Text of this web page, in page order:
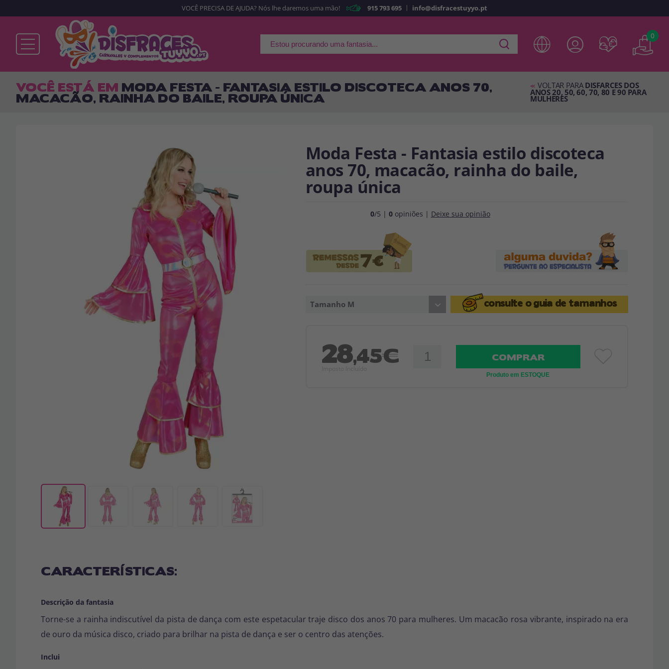
Já sou cliente Sou novo
suas operações anteriores.
VOCÊ PRECISA DE AJUDA? Nós lhe daremos uma mão! 915 793 695 | info@disfracestuyyo.pt
0
VOCÊ ESTÁ EM MODA FESTA - FANTASIA ESTILO DISCOTECA ANOS 70,
MACACÃO, RAINHA DO BAILE, ROUPA ÚNICA
<< VOLTAR PARA DISFARCES DOS
ANOS 20, 50, 60, 70, 80 E 90 PARA
MULHERES
Moda Festa - Fantasia estilo discoteca
anos 70, macacão, rainha do baile,
roupa única
0/5 | 0opiniões | Deixe sua opinião
Tamanho M consulte oguia de tamanhos
28,45€ COMPRAR
Produto em ESTOQUE
CARACTERÍSTICAS:
Descrição da fantasia
Torne-se a rainha indiscutível da pista de dança com este espetacular traje disco dos anos 70 para mulheres. Um macacão rosa vibrante, inspirado na era
de ouro da música disco, criado para brilhar na pista de dança e ser o centro das atenções.
Inclui